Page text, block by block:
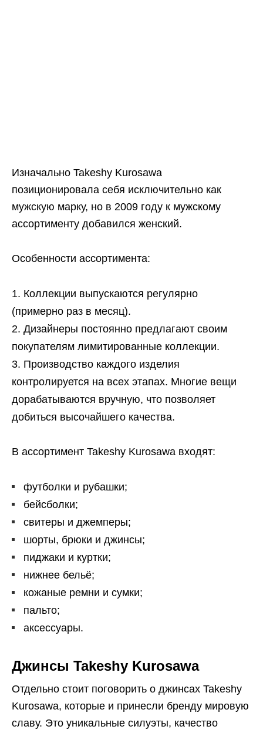
Изначально Takeshy Kurosawa
позиционировала себя исключительно как
мужскую марку, но в 2009 году к мужскому
ассортименту добавился женский.
Особенности ассортимента:
Коллекции выпускаются регулярно
(примерно раз в месяц).
Дизайнеры постоянно предлагают своим
покупателям лимитированные коллекции.
Производство каждого изделия
контролируется на всех этапах. Многие вещи
дорабатываются вручную, что позволяет
добиться высочайшего качества.
В ассортимент Takeshy Kurosawa входят:
футболки и рубашки;
бейсболки;
свитеры и джемперы;
шорты, брюки и джинсы;
пиджаки и куртки;
нижнее бельё;
кожаные ремни и сумки;
пальто;
аксессуары.
Джинсы Takeshy Kurosawa
Отдельно стоит поговорить о джинсах Takeshy
Kurosawa, которые и принесли бренду мировую
славу. Это уникальные силуэты, качество